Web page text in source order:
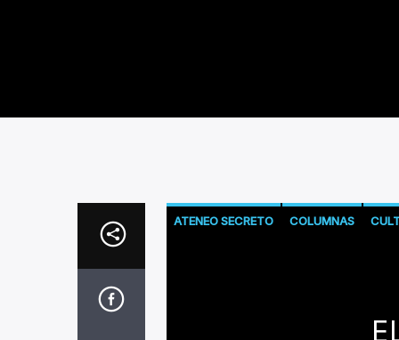
ATENEO SECRETO COLUMNAS